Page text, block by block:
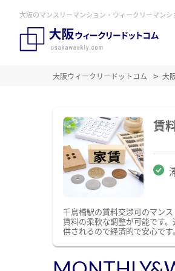
大阪のマンスリーマンション・ウィークリーマンシ
大阪ウィークリードットコム 大
賃
千鳥橋駅の賃料交渉可のマン
賃料の柔軟な調整が可能です
供されるので経済的で安心です。